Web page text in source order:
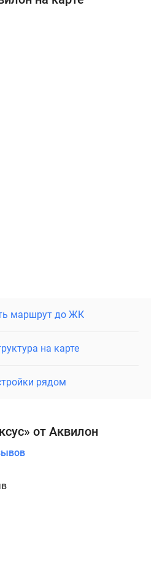
маршрут до ЖК
на карте
рядом
от Аквилон